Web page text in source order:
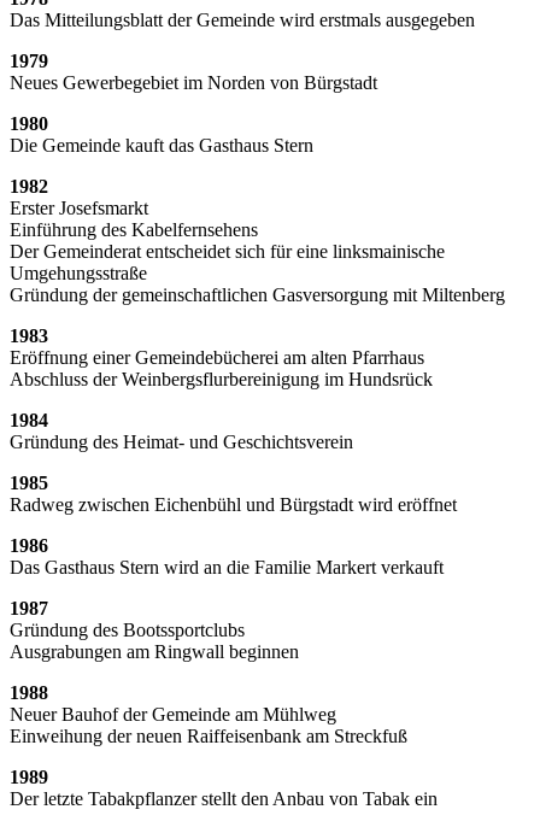
Das Mitteilungsblatt der Gemeinde wird erstmals ausgegeben
1979
Neues Gewerbegebiet im Norden von Bürgstadt
1980
Die Gemeinde kauft das Gasthaus Stern
1982
Erster Josefsmarkt
Einführung des Kabelfernsehens
Der Gemeinderat entscheidet sich für eine linksmainische
Umgehungsstraße
Gründung der gemeinschaftlichen Gasversorgung mit Miltenberg
1983
Eröffnung einer Gemeindebücherei am alten Pfarrhaus
Abschluss der Weinbergsflurbereinigung im Hundsrück
1984
Gründung des Heimat- und Geschichtsverein
1985
Radweg zwischen Eichenbühl und Bürgstadt wird eröffnet
1986
Das Gasthaus Stern wird an die Familie Markert verkauft
1987
Gründung des Bootssportclubs
Ausgrabungen am Ringwall beginnen
1988
Neuer Bauhof der Gemeinde am Mühlweg
Einweihung der neuen Raiffeisenbank am Streckfuß
1989
Der letzte Tabakpflanzer stellt den Anbau von Tabak ein